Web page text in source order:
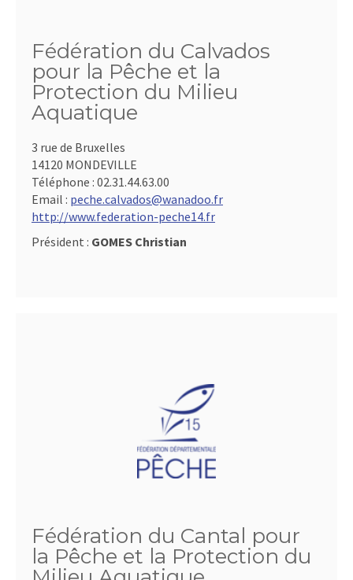
Fédération du Calvados
pour la Pêche et la
Protection du Milieu
Aquatique
3 rue de Bruxelles
14120 MONDEVILLE
Téléphone : 02.31.44.63.00
Email : peche.calvados@wanadoo.fr
http://www.federation-peche14.fr
Président : GOMES Christian
Fédération du Cantal pour
la Pêche et la Protection du